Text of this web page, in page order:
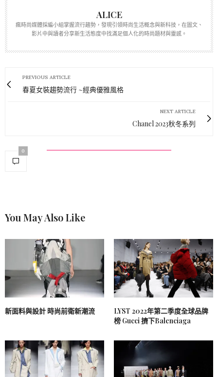
ALICE
瘋時尚媒體採編小組掌握流行趨勢，發現引領時尚生活概念與新科技，在圖文、
影片中與讀者分享新生活態度中找滿足個人化的時尚題材與靈感。
PREVIOUS ARTICLE
春夏女裝趨勢流行 ~經典優雅風格
NEXT ARTICLE
Chanel 2023秋冬系列
0
You May Also Like
新面料與設計 時尚前衛新潮流
LYST 2022年第二季度全球品牌
榜 Gucci 擠下Balenciaga